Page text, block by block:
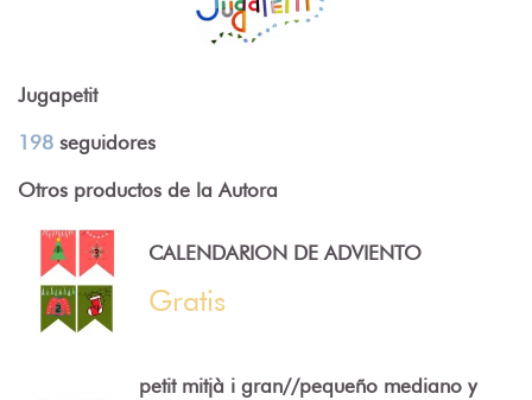
Jugapetit
198 seguidores
Otros productos de la Autora
CALENDARION DE ADVIENTO
Gratis
petit mitjà i gran//pequeño mediano y